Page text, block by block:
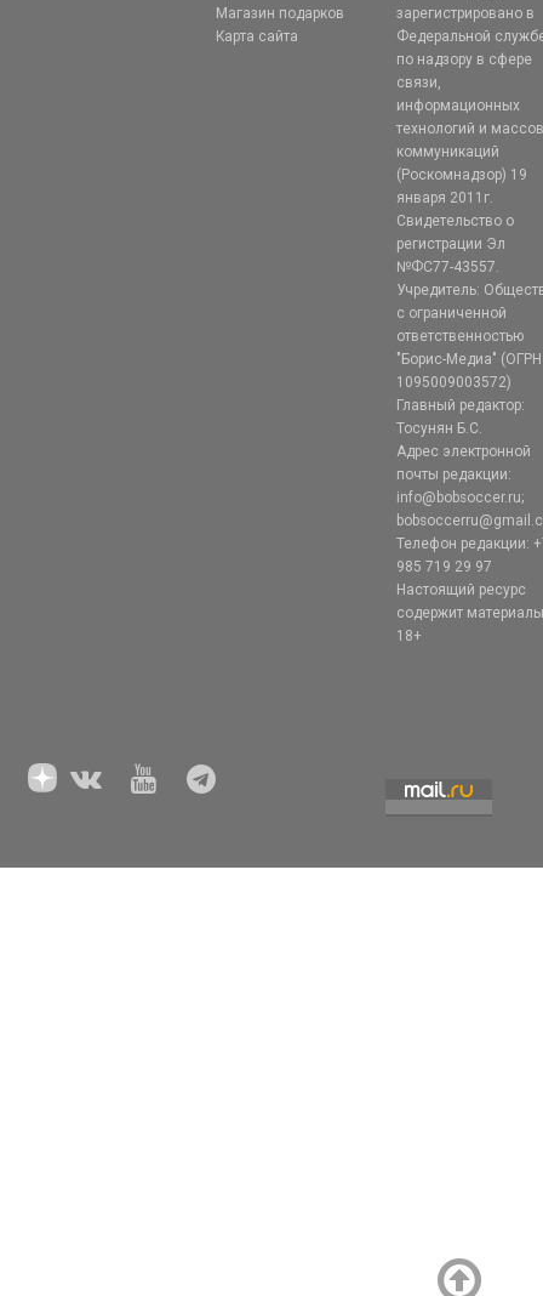
Магазин подарков
Карта сайта
зарегистрировано в
Федеральной
по надзору в сфере
связи,
информационных
технологий и
коммуникаций
(Роскомнадзор) 19
января 2011г.
Свидетельство о
регистрации Эл
№ФС77-43557.
Учредитель:
с ограниченной
ответственностью
"Борис-Медиа" (ОГРН
1095009003572)
Главный редактор:
Тосунян Б.С.
Адрес электронной
почты редакции:
info@bobsoccer.ru;
Телефон редакции:
985 719 29 97
Настоящий ресурс
содержит
18+